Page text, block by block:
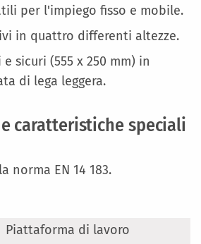
per l'impiego fisso e mobile.
in quattro differenti altezze.
sicuri (555 x 250 mm) in
di lega leggera.
caratteristiche speciali
norma EN 14 183.
Piattaforma di lavoro